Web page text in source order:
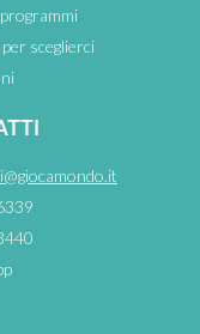
sceglierci